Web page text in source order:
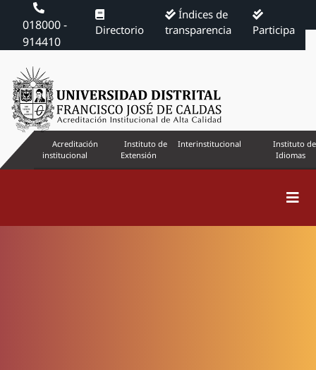
018000 -
914410
Directorio
Índices de
transparencia
Participa
Acreditación
institucional
Instituto de
Extensión
Interinstitucional
Instituto de
Idiomas